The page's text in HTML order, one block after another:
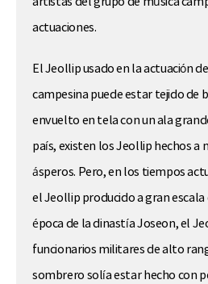
actuaciones.
El Jeollip usado en la actuación
campesina puede estar tejido de
envuelto en tela con un ala
país, existen los Jeollip hechos a
ásperos. Pero, en los tiempos
el Jeollip producido a gran escala
época de la dinastía Joseon, el
funcionarios militares de alto
sombrero solía estar hecho con